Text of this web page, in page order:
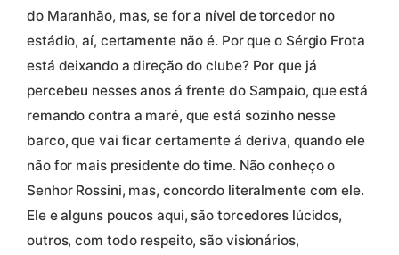
do Maranhão, mas, se for a nível de torcedor no
estádio, aí, certamente não é. Por que o Sérgio Frota
está deixando a direção do clube? Por que já
percebeu nesses anos á frente do Sampaio, que está
remando contra a maré, que está sozinho nesse
barco, que vai ficar certamente á deriva, quando ele
não for mais presidente do time. Não conheço o
Senhor Rossini, mas, concordo literalmente com ele.
Ele e alguns poucos aqui, são torcedores lúcidos,
outros, com todo respeito, são visionários,